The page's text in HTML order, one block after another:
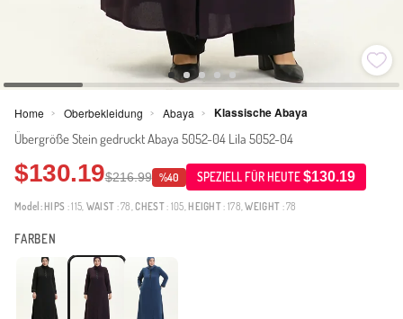
Home > Oberbekleidung > Abaya > Klassische Abaya
Übergröße Stein gedruckt Abaya 5052-04 Lila 5052-04
$130.19$216.99 %40 SPEZIELL FÜR HEUTE$130.19
Model: HIPS : 115, WAIST : 78,CHEST: 105, HEIGHT: 178,WEIGHT : 78
FARBEN